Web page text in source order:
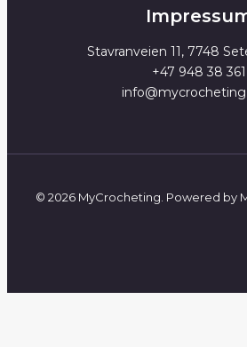
Stavranveien 11, 7748
+47 948 38 361
© 2026 MyCrocheting. Powered by